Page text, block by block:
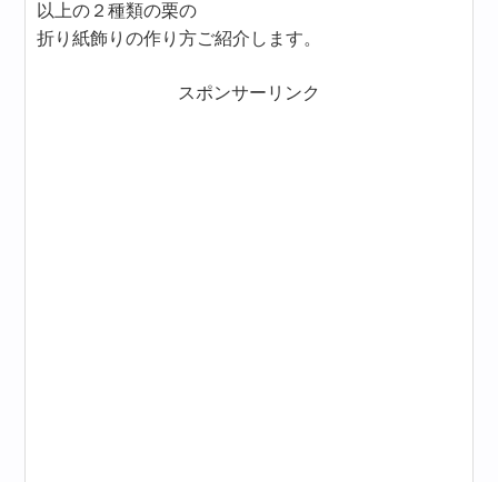
以上の２種類の栗の
折り紙飾りの作り方ご紹介します。
スポンサーリンク